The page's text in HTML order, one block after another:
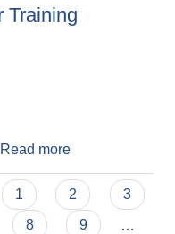
Training
Read more
Training
1 2
3
8 9